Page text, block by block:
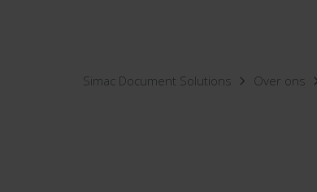
Simac Document Solutions Over ons